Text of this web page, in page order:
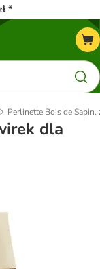
*
Perlinette Bois de
dla